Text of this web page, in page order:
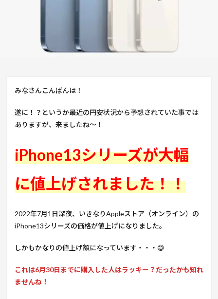
みなさんこんばんは！
遂に！？というか最近の円安状況から予想されていた事では
ありますが、来ましたね～！
iPhone13シリーズが大幅
に値上げされました！！
2022年7月1日深夜、いきなりAppleストア（オンライン）の
iPhone13シリーズの価格が値上げになりました。
しかもかなりの値上げ額になっています・・・😅
これは6月30日までに購入した人はラッキー？だったかも知れ
ませんね！